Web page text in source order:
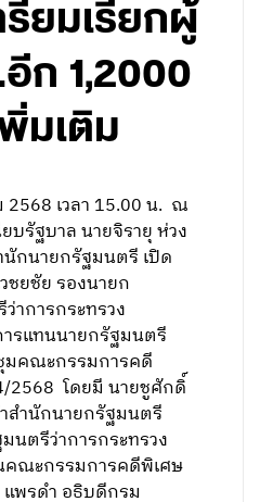
ยมเรียกผู้
ก 1,2000
มเติม
เวลา 15.00 น. ณ
บรัฐบาล นายจิรายุ ห่วง
กนายกรัฐมนตรี เปิด
ชยชัย รองนายก
าการกระทรวง
รแทนนายกรัฐมนตรี
มคณะกรรมการคดี
2568 โดยมี นายชูศักดิ์
สำนักนายกรัฐมนตรี
นตรีว่าการกระทรวง
คณะกรรมการคดีพิเศษ
พรดำ อธิบดีกรม